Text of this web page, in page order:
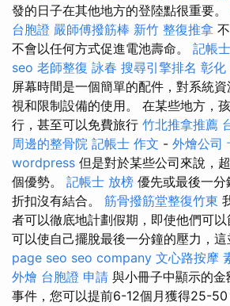
發的日子在其他地方的登陸點很重要。
台胞證 嚴師傅撥筋棒 新竹 整復推拿
不會以任何方式促進電池壽命。 記帳
seo 老師整復 詠春 搜尋引擎排名 彰化
屏幕時間是一個簡單的配件，對系統
視和限制設備的使用。 在某些地方，
行，甚至可以免費旅行 竹北推拿推薦
周邊的整骨院 記帳士 作文 - 外燴公司
wordpress 但是對於某些公司來說，
個優勢。 記帳士 放榜 優先或最後一
折扣沒有結合。 筋骨撥筋堂整復竹東
者可以徹底地計劃假期，即使他們可
可以使自己擺脫最後一分鐘的壓力，這
page seo seo company 文心路按摩
外燴 台胞證 申請 與小冊子中顯示的
事件，您可以提前6-12個月獲得25-